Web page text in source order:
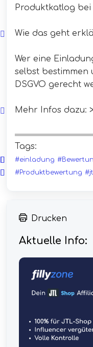
Produktkatlog
Wie das geht
Wer eine
selbst bestimmen
DSGVO gerecht
Mehr Infos dazu:
Tags:
#einladung
#Produktbewertung
Drucken
Aktuelle Info: